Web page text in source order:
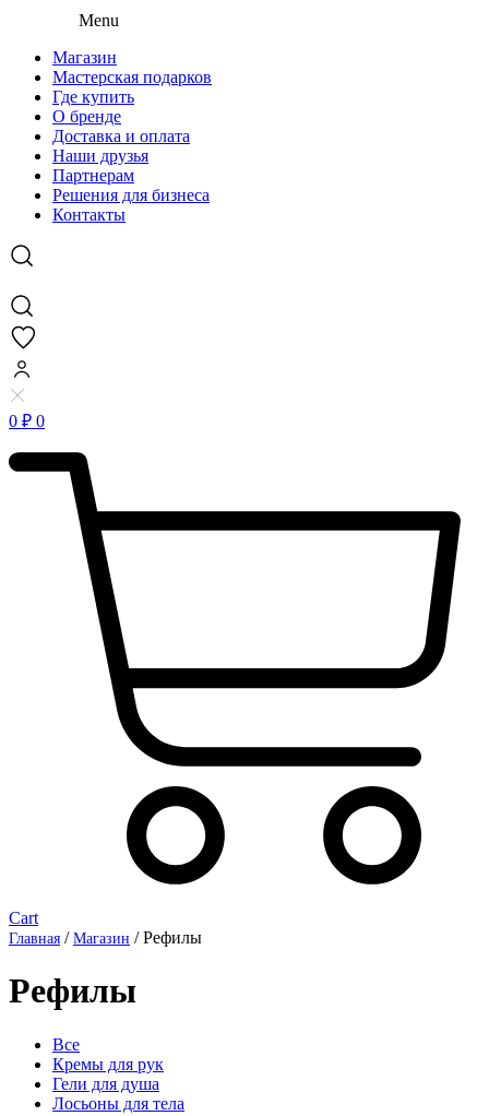
Menu
Магазин
Мастерская подарков
Где купить
О бренде
Доставка и оплата
Наши друзья
Партнерам
Решения для бизнеса
Контакты
0 ₽ 0
Cart
Главная / Магазин / Рефилы
Рефилы
Все
Кремы для рук
Гели для душа
Лосьоны для тела